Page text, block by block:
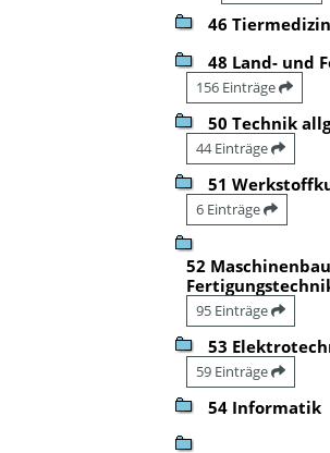
46 Tiermedizin
48 Land- und
156 Einträge
50 Technik
44 Einträge
51
6 Einträge
52
95 Einträge
53
59 Einträge
54 Informatik